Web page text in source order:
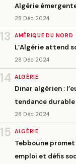
Algérie
28 Déc 2024
13 AMÉRIQUE DU NORD
L’Algérie attend
28 Déc 2024
14 ALGÉRIE
Dinar algérien :
tendance durable
28 Déc 2024
15 ALGÉRIE
Tebboune
emploi et défis